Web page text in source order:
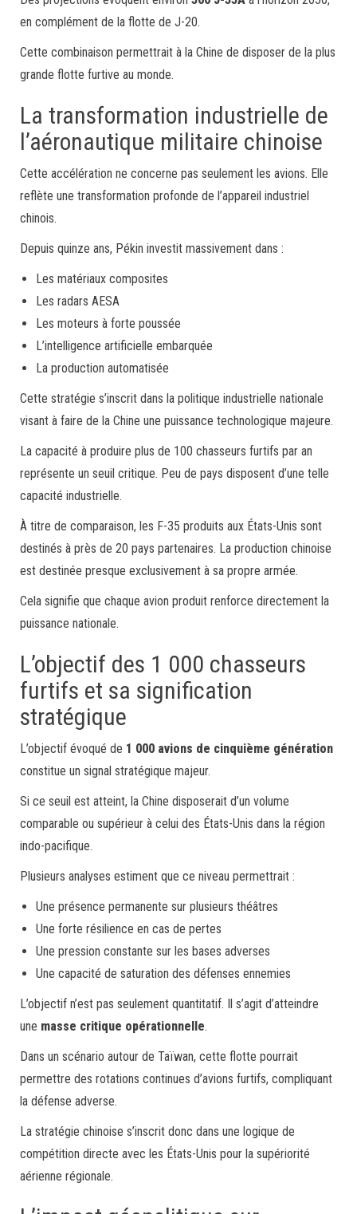
en complément de la flotte de J-20.
Cette combinaison permettrait à la Chine de disposer de la plus
grande flotte furtive au monde.
La transformation industrielle de
l’aéronautique militaire chinoise
Cette accélération ne concerne pas seulement les avions. Elle
reflète une transformation profonde de l’appareil industriel
chinois.
Depuis quinze ans, Pékin investit massivement dans :
Les matériaux composites
Les radars AESA
Les moteurs à forte poussée
L’intelligence artificielle embarquée
La production automatisée
Cette stratégie s’inscrit dans la politique industrielle nationale
visant à faire de la Chine une puissance technologique majeure.
La capacité à produire plus de 100 chasseurs furtifs par an
représente un seuil critique. Peu de pays disposent d’une telle
capacité industrielle.
À titre de comparaison, les F-35 produits aux États-Unis sont
destinés à près de 20 pays partenaires. La production chinoise
est destinée presque exclusivement à sa propre armée.
Cela signifie que chaque avion produit renforce directement la
puissance nationale.
L’objectif des 1 000 chasseurs
furtifs et sa signification
stratégique
L’objectif évoqué de 1 000 avions de cinquième génération
constitue un signal stratégique majeur.
Si ce seuil est atteint, la Chine disposerait d’un volume
comparable ou supérieur à celui des États-Unis dans la région
indo-pacifique.
Plusieurs analyses estiment que ce niveau permettrait :
Une présence permanente sur plusieurs théâtres
Une forte résilience en cas de pertes
Une pression constante sur les bases adverses
Une capacité de saturation des défenses ennemies
L’objectif n’est pas seulement quantitatif. Il s’agit d’atteindre
une masse critique opérationnelle.
Dans un scénario autour de Taïwan, cette flotte pourrait
permettre des rotations continues d’avions furtifs, compliquant
la défense adverse.
La stratégie chinoise s’inscrit donc dans une logique de
compétition directe avec les États-Unis pour la supériorité
aérienne régionale.